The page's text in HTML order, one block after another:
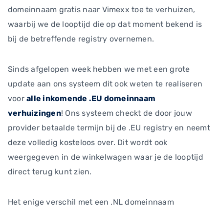
domeinnaam gratis naar Vimexx toe te verhuizen,
waarbij we de looptijd die op dat moment bekend is
bij de betreffende registry overnemen.
Sinds afgelopen week hebben we met een grote
update aan ons systeem dit ook weten te realiseren
vooralle inkomende .EU domeinnaam
verhuizingen! Ons systeem checkt de door jouw
provider betaalde termijn bij de .EU registry en neemt
deze volledig kosteloos over. Dit wordt ook
weergegeven in de winkelwagen waar je de looptijd
direct terug kunt zien.
Het enige verschil met een .NL domeinnaam